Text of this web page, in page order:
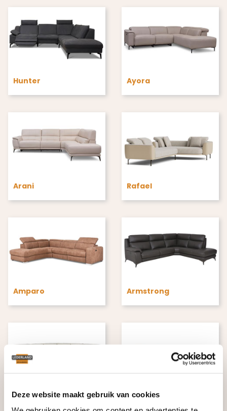
Deze website maakt gebruik van cookies
Hunter Ayora
Arani Rafael
Amparo Armstrong
Alena Chiel